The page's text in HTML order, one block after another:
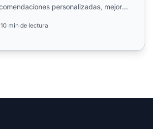
personalizadas, mejor
10 min de lectura